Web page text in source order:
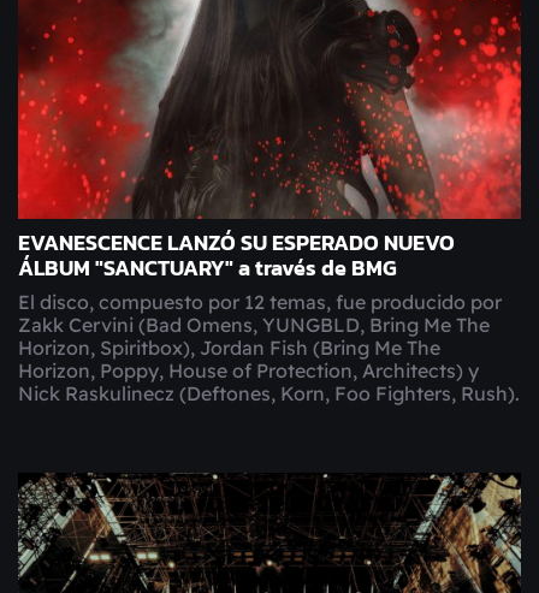
EVANESCENCE LANZÓ SU ESPERADO NUEVO
ÁLBUM "SANCTUARY" a través de BMG
El disco, compuesto por 12 temas, fue producido por
Zakk Cervini (Bad Omens, YUNGBLD, Bring Me The
Horizon, Spiritbox), Jordan Fish (Bring Me The
Horizon, Poppy, House of Protection, Architects) y
Nick Raskulinecz (Deftones, Korn, Foo Fighters, Rush).